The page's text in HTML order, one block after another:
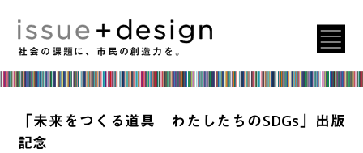
社会の課題に、市民の創造力を。
「未来をつくる道具 わたしたちのSDGs」出版
記念